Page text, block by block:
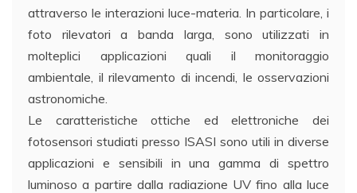
attraverso le interazioni luce-materia. In particolare, i
foto rilevatori a banda larga, sono utilizzati in
molteplici applicazioni quali il monitoraggio
ambientale, il rilevamento di incendi, le osservazioni
astronomiche.
Le caratteristiche ottiche ed elettroniche dei
fotosensori studiati presso ISASI sono utili in diverse
applicazioni e sensibili in una gamma di spettro
luminoso a partire dalla radiazione UV fino alla luce